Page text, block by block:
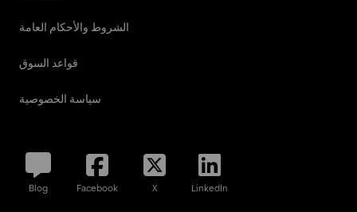
الشروط والأحكام العامة
قواعد السوق
سياسة الخصوصية
Blog Facebook X LinkedIn